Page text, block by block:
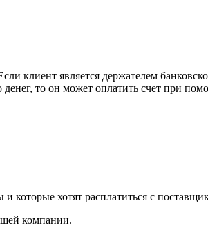
клиент является держателем
денег, то он может оплатить счет при
которые хотят расплатиться с
компании.